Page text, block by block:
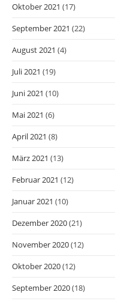
Oktober 2021 (17)
September 2021 (22)
August 2021 (4)
Juli 2021 (19)
Juni 2021 (10)
Mai 2021 (6)
April 2021 (8)
März 2021 (13)
Februar 2021 (12)
Januar 2021 (10)
Dezember 2020(21)
November 2020(12)
Oktober 2020(12)
September 2020(18)